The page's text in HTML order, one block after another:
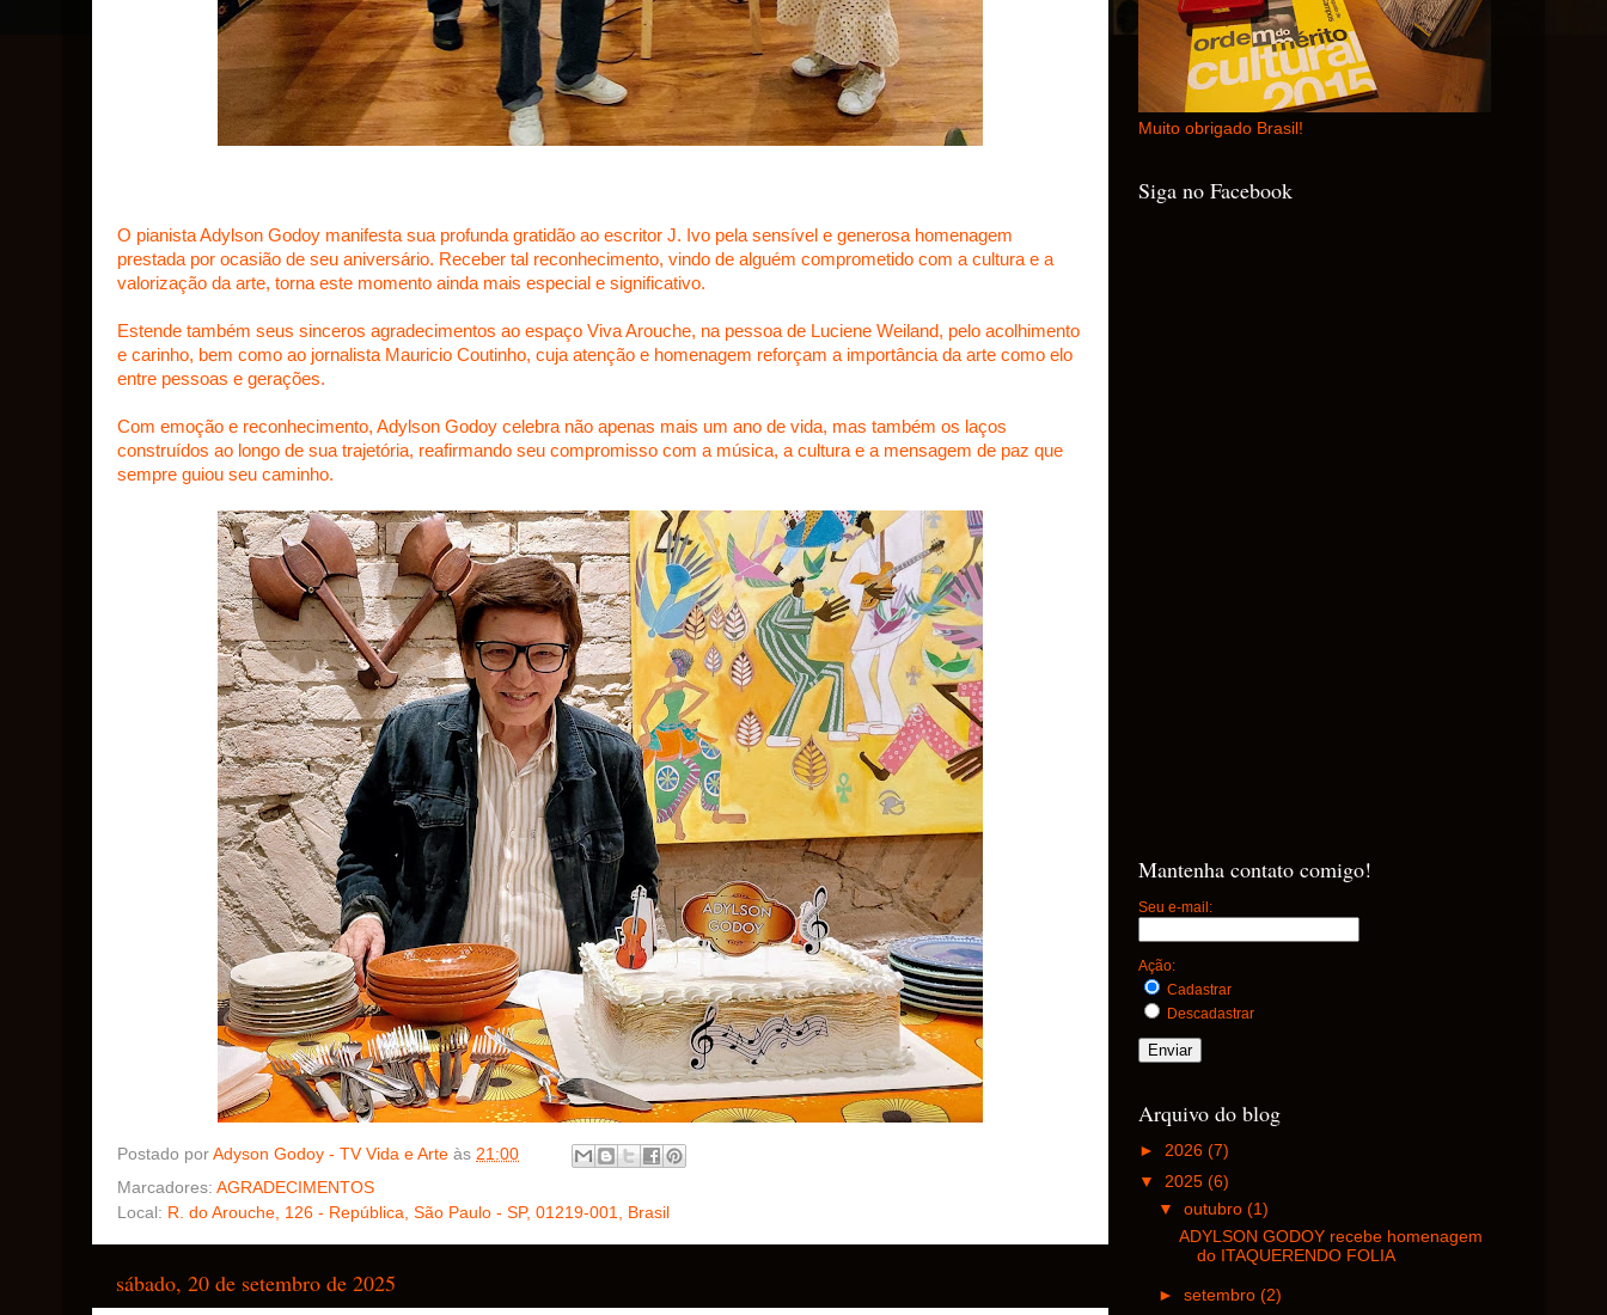
O pianista Adylson Godoy manifesta sua profunda gratidão ao escritor J. Ivo pela sensível e generosa homenagem
prestada por ocasião de seu aniversário. Receber tal reconhecimento, vindo de alguém comprometido com a cultura e a
valorização da arte, torna este momento ainda mais especial e significativo.
Estende também seus sinceros agradecimentos ao espaço Viva Arouche, na pessoa de Luciene Weiland, pelo acolhimento
e carinho, bem como ao jornalista Mauricio Coutinho, cuja atenção e homenagem reforçam a importância da arte como elo
entre pessoas e gerações.
Com emoção e reconhecimento, Adylson Godoy celebra não apenas mais um ano de vida, mas também os laços
construídos ao longo de sua trajetória, reafirmando seu compromisso com a música, a cultura e a mensagem de paz que
sempre guiou seu caminho.
Postado por Adyson Godoy - TV Vida e Arte às 21:00
Marcadores: AGRADECIMENTOS
Local: R. do Arouche, 126 - República, São Paulo - SP, 01219-001, Brasil
sábado, 20 de setembro de 2025
Muito obrigado Brasil!
Siga no Facebook
Mantenha contato comigo!
Seu e-mail:
Ação:
Cadastrar
Descadastrar
Arquivo do blog
► 2026 (7)
▼ 2025 (6)
▼outubro(1)
ADYLSON GODOY recebe homenagem
do ITAQUERENDO FOLIA
►setembro(2)